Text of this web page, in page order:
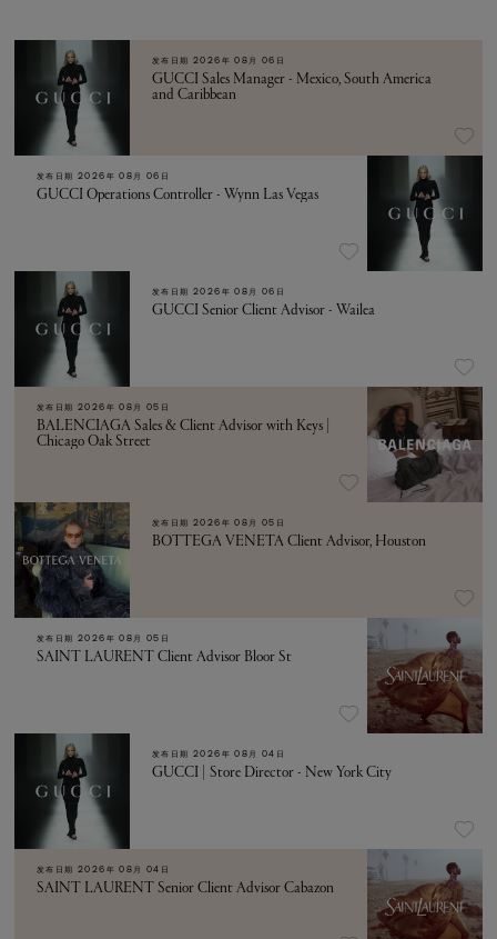
发布日期 2026年 08月 06日
GUCCI Sales Manager - Mexico, South America
and Caribbean
发布日期 2026年 08月 06日
GUCCI Operations Controller - Wynn Las Vegas
发布日期 2026年 08月 06日
GUCCI Senior Client Advisor - Wailea
发布日期 2026年 08月 05日
BALENCIAGA Sales & Client Advisor with Keys |
Chicago Oak Street
发布日期 2026年 08月 05日
BOTTEGA VENETA Client Advisor, Houston
发布日期 2026年 08月 05日
SAINT LAURENT Client Advisor Bloor St
发布日期 2026年 08月 04日
GUCCI | Store Director - New York City
发布日期 2026年 08月 04日
SAINT LAURENT Senior Client Advisor Cabazon